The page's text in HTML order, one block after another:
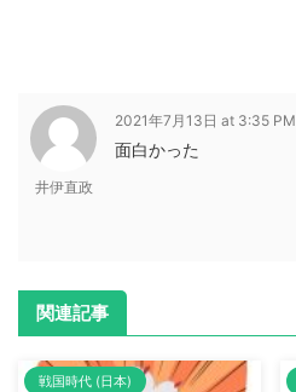
井伊直政
2021年7月13日 at 3:35 PM
面白かった
関連記事
戦国時代 (日本)